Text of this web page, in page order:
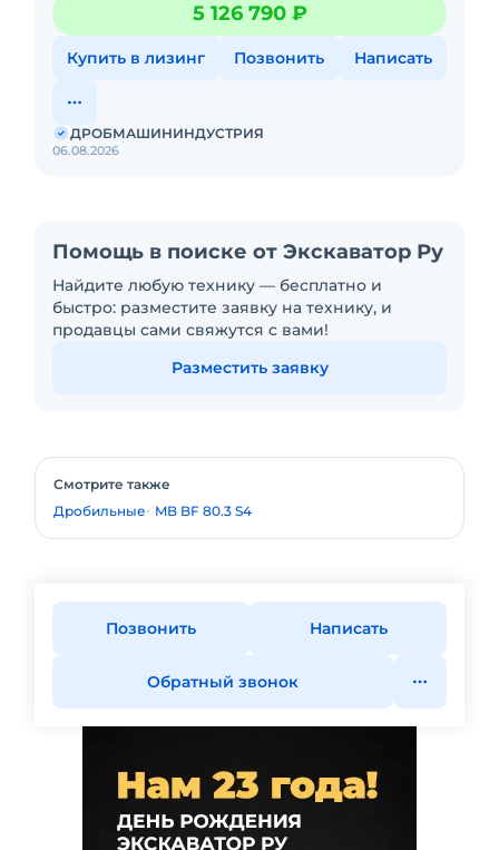
и рассчитать экономическую эффективность
использования дробильного ковша MB BF80.3
S4 на ваших объектах.
справиться с самы
5 126 790 ₽
Купить в лизинг Позвонить Написать
06.08.2026
ДРОБМАШИНИНДУСТРИЯ
Помощь в поиске от Экскаватор Ру
Найдите любую технику — бесплатно и
быстро: разместите заявку на технику, и
продавцы сами свяжутся с вами!
Разместить заявку
Смотрите также
Дробильные
MB BF 80.3 S4
Позвонить Написать
Обратный звонок